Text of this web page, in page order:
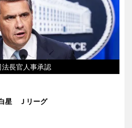
長官人事承認
星 Ｊリーグ